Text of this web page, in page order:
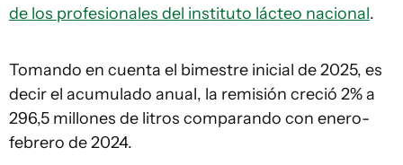
de los profesionales del instituto lácteo nacional.
Tomando en cuenta el bimestre inicial de 2025, es
decir el acumulado anual, la remisión creció 2% a
296,5 millones de litros comparando con enero-
febrero de 2024.